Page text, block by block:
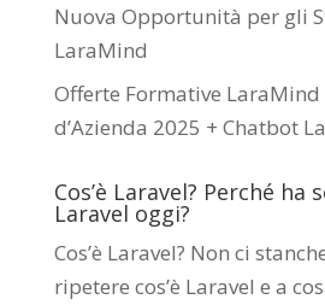
Nuova Opportunità per gli
LaraMind
Offerte Formative
d’Azienda 2025 + Chatbot
Cos’è Laravel? Perché ha
Laravel oggi?
Cos’è Laravel? Non ci
ripetere cos’è Laravel e a